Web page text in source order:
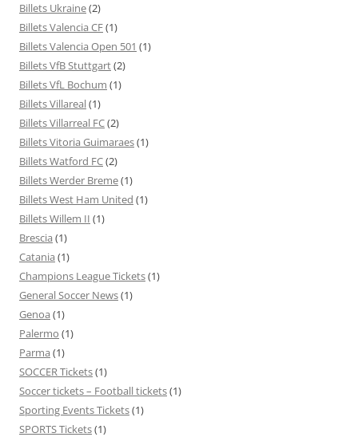
Billets Ukraine(2)
Billets Valencia CF(1)
Billets Valencia Open 501 (1)
Billets VfB Stuttgart(2)
Billets VfL Bochum (1)
Billets Villareal(1)
Billets Villarreal FC(2)
Billets Vitoria Guimaraes(1)
Billets Watford FC(2)
Billets Werder Breme(1)
Billets West Ham United (1)
Billets Willem II (1)
Brescia (1)
Catania (1)
Champions League Tickets(1)
General Soccer News(1)
Genoa (1)
Palermo (1)
Parma (1)
SOCCER Tickets(1)
Soccer tickets – Football tickets(1)
Sporting Events Tickets(1)
SPORTS Tickets(1)